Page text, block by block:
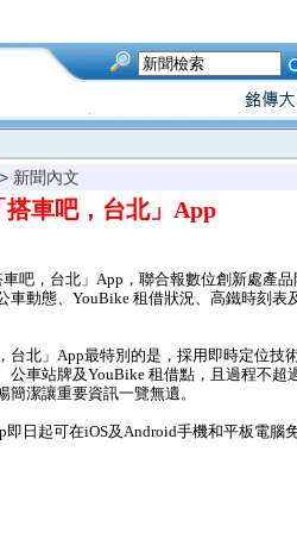
> 新聞內文
車吧，台北」App
吧，台北」App，聯合報數位創新處產
車動態、YouBike 租借狀況、高鐵時刻
北」App最特別的是，採用即時定位技
公車站牌及YouBike 租借點，且過程不
潔讓重要資訊一覽無遺。
日起可在iOS及Android手機和平板電腦